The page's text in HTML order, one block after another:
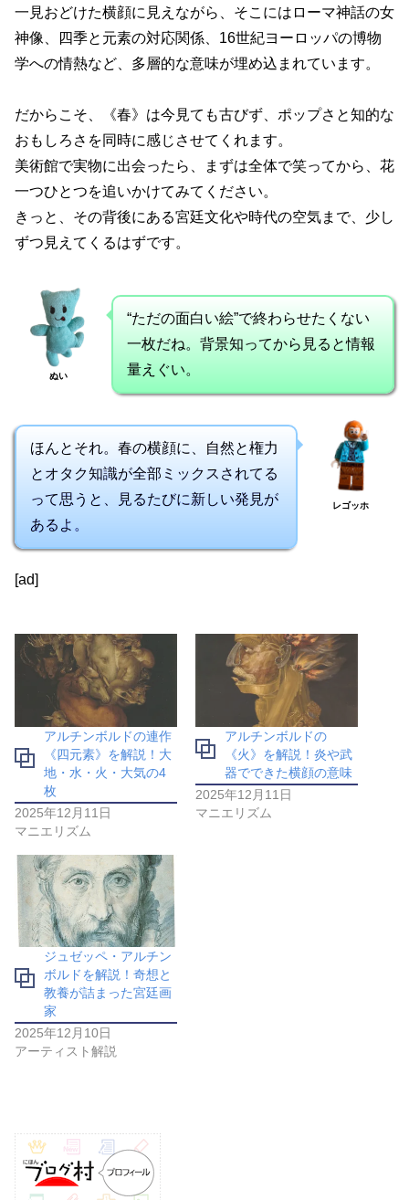
一見おどけた横顔に見えながら、そこにはローマ神話の女
神像、四季と元素の対応関係、16世紀ヨーロッパの博物
学への情熱など、多層的な意味が埋め込まれています。
だからこそ、《春》は今見ても古びず、ポップさと知的な
おもしろさを同時に感じさせてくれます。
美術館で実物に出会ったら、まずは全体で笑ってから、花
一つひとつを追いかけてみてください。
きっと、その背後にある宮廷文化や時代の空気まで、少し
ずつ見えてくるはずです。
ぬい
“ただの面白い絵”で終わらせたくない
一枚だね。背景知ってから見ると情報
量えぐい。
ほんとそれ。春の横顔に、自然と権力
とオタク知識が全部ミックスされてる
って思うと、見るたびに新しい発見が
あるよ。
レゴッホ
[ad]
アルチンボルドの連作
《四元素》を解説！大
地・水・火・大気の4
枚
2025年12月11日
マニエリズム
アルチンボルドの
《火》を解説！炎や武
器でできた横顔の意味
2025年12月11日
マニエリズム
ジュゼッペ・アルチン
ボルドを解説！奇想と
教養が詰まった宮廷画
家
2025年12月10日
アーティスト解説